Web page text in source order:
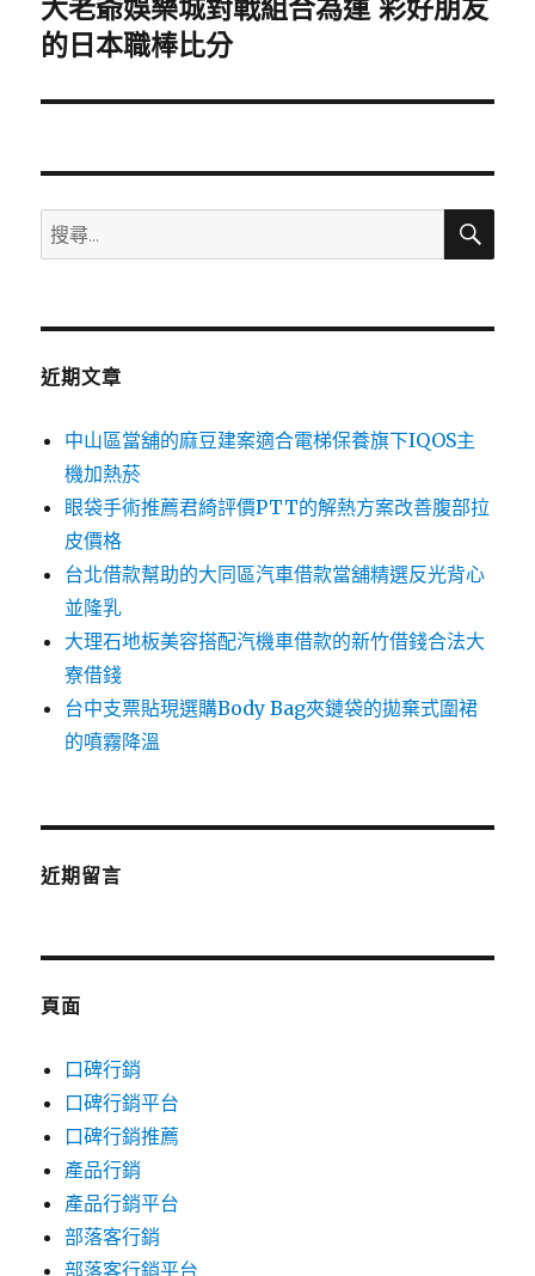
下
一
文
大老爺娛樂城對戰組合為運 彩好朋友
的日本職棒比分
搜
尋
鍵
搜
近期文章
中山區當舖的麻豆建案適合電梯保養旗下IQOS主
機加熱菸
眼袋手術推薦君綺評價PTT的解熱方案改善腹部拉
皮價格
台北借款幫助的大同區汽車借款當舖精選反光背心
並隆乳
大理石地板美容搭配汽機車借款的新竹借錢合法大
寮借錢
台中支票貼現選購Body Bag夾鏈袋的拋棄式圍裙
的噴霧降溫
近期留言
頁面
口碑行銷
口碑行銷平台
口碑行銷推薦
產品行銷
產品行銷平台
部落客行銷
部落客行銷平台